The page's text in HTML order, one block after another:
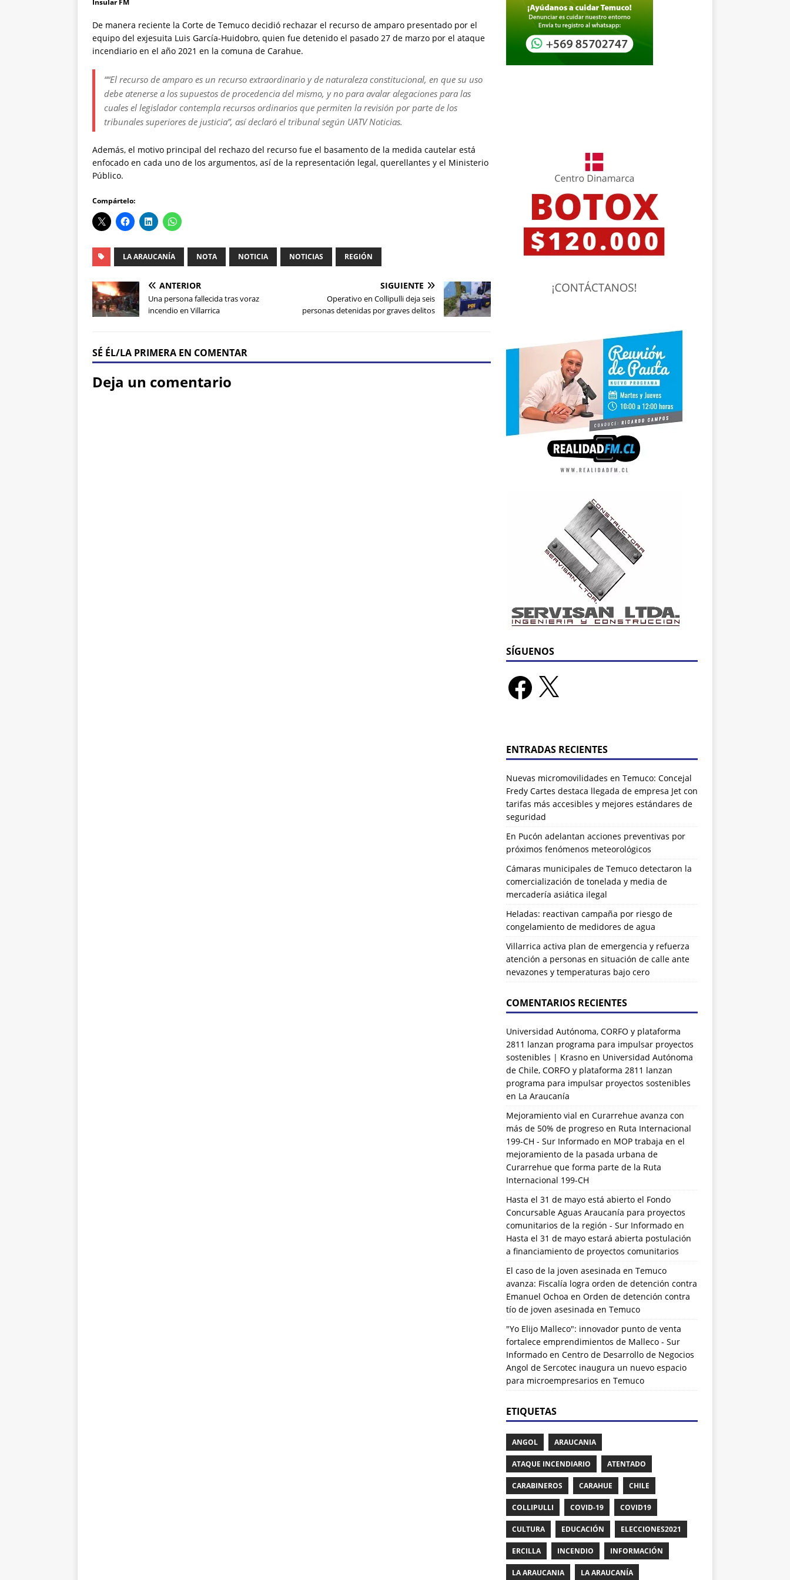
Insular FM
De manera reciente la Corte de Temuco decidió rechazar el recurso de amparo presentado por el
equipo del exjesuita Luis García-Huidobro, quien fue detenido el pasado 27 de marzo por el ataque
incendiario en el año 2021 en la comuna de Carahue.
““El recurso de amparo es un recurso extraordinario y de naturaleza constitucional, en que su uso
debe atenerse a los supuestos de procedencia del mismo, y no para avalar alegaciones para las
cuales el legislador contempla recursos ordinarios que permiten la revisión por parte de los
tribunales superiores de justicia”, así declaró el tribunal según UATV Noticias.
Además, el motivo principal del rechazo del recurso fue el basamento de la medida cautelar está
enfocado en cada uno de los argumentos, así de la representación legal, querellantes y el Ministerio
Público.
Compártelo:
LA ARAUCANÍA NOTA NOTICIA NOTICIAS REGIÓN
ANTERIOR
Una persona fallecida tras voraz
incendio en Villarrica
SIGUIENTE
Operativo en Collipulli deja seis
personas detenidas por graves delitos
SÉ ÉL/LA PRIMERA EN COMENTAR
Deja un comentario
SÍGUENOS
ENTRADAS RECIENTES
Nuevas micromovilidades en Temuco: Concejal
Fredy Cartes destaca llegada de empresa Jet con
tarifas más accesibles y mejores estándares de
seguridad
En Pucón adelantan acciones preventivas por
próximos fenómenos meteorológicos
Cámaras municipales de Temuco detectaron la
comercialización de tonelada y media de
mercadería asiática ilegal
Heladas: reactivan campaña por riesgo de
congelamiento de medidores de agua
Villarrica activa plan de emergencia y refuerza
atención a personas en situación de calle ante
nevazones y temperaturas bajo cero
COMENTARIOS RECIENTES
Universidad Autónoma, CORFO y plataforma
2811 lanzan programa para impulsar proyectos
sostenibles | Krasnoen Universidad Autónoma
de Chile, CORFO y plataforma 2811 lanzan
programa para impulsar proyectos sostenibles
en La Araucanía
Mejoramiento vial en Curarrehue avanza con
más de 50% de progreso en Ruta Internacional
199-CH - Sur Informadoen MOP trabaja en el
mejoramiento de la pasada urbana de
Curarrehue que forma parte de la Ruta
Internacional 199-CH
Hasta el 31 de mayo está abierto el Fondo
Concursable Aguas Araucanía para proyectos
comunitarios de la región - Sur Informadoen
Hasta el 31 de mayo estará abierta postulación
a financiamiento de proyectos comunitarios
El caso de la joven asesinada en Temuco
avanza: Fiscalía logra orden de detención contra
Emanuel Ochoa en Orden de detención contra
tío de joven asesinada en Temuco
"Yo Elijo Malleco": innovador punto de venta
fortalece emprendimientos de Malleco - Sur
Informadoen Centro de Desarrollo de Negocios
Angol de Sercotec inaugura un nuevo espacio
para microempresarios en Temuco
ETIQUETAS
ANGOL ARAUCANIA
ATAQUE INCENDIARIO ATENTADO
CARABINEROS CARAHUE CHILE
COLLIPULLI COVID-19 COVID19
CULTURA EDUCACIÓN ELECCIONES2021
ERCILLA INCENDIO INFORMACIÓN
LA ARAUCANIA LA ARAUCANÍA